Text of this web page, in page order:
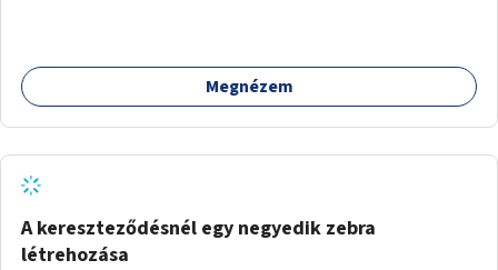
hagyományos cigányzene mellett, koncertek, gitárestek,
jazz művészek, roma diákok fellépései színesítenék a
a FreeSZFE hallgatóit, tanárait, teret adva az ő
kibontakozásuknak is. Színes, változatos műsor mellett
baráti körök alakulhatnak, hiszen a kultúra óriási kovász. A
falakat nagy cigány festők, Péli Tamás, Szentandrássy
Megnézem
A kereszteződésnél egy negyedik zebra
létrehozása